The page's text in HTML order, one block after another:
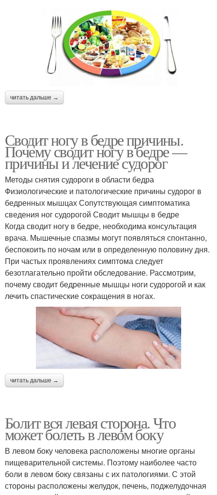
читать дальше →
Сводит ногу в бедре причины.
Почему сводит ногу в бедре —
причины и лечение судорог
Методы снятия судороги в области бедра
Физиологические и патологические причины судорог в
бедренных мышцах Сопутствующая симптоматика
сведения ног судорогой Сводит мышцы в бедре
Когда сводит ногу в бедре, необходима консультация
врача. Мышечные спазмы могут появляться спонтанно,
беспокоить по ночам или в определенную половину дня.
При частых проявлениях симптома следует
безотлагательно пройти обследование. Рассмотрим,
почему сводит бедренные мышцы ноги судорогой и как
лечить спастические сокращения в ногах.
читать дальше →
Болит вся левая сторона. Что
может болеть в левом боку
В левом боку человека расположены многие органы
пищеварительной системы. Поэтому наиболее часто
боли в левом боку связаны с их патологиями. С этой
стороны расположены желудок, печень, поджелудочная